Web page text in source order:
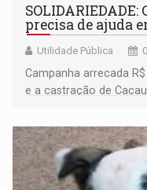
precisa de ajuda
Utilidade Pública
Campanha arrecada
e a castração de Cacau